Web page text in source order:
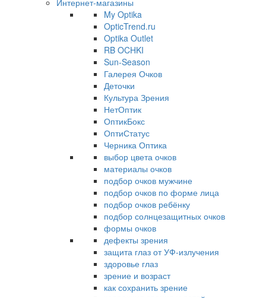
Интернет-магазины
My Optika
OpticTrend.ru
Optika Outlet
RB OCHKI
Sun-Season
Галерея Очков
Деточки
Культура Зрения
НетОптик
ОптикБокс
ОптиСтатус
Черника Оптика
выбор цвета очков
материалы очков
подбор очков мужчине
подбор очков по форме лица
подбор очков ребёнку
подбор солнцезащитных очков
формы очков
дефекты зрения
защита глаз от УФ-излучения
здоровье глаз
зрение и возраст
как сохранить зрение